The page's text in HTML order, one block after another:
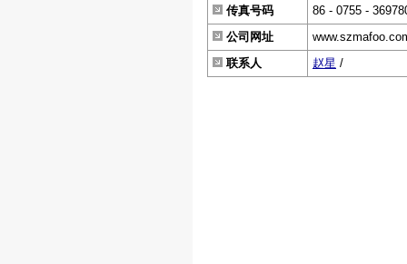
传真号码
86 - 0755 -
公司网址
联系人
赵星 /